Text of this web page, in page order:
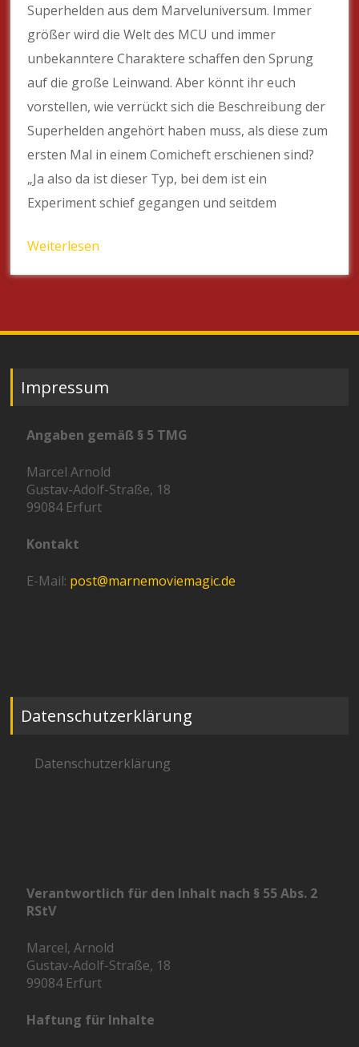
Superhelden aus dem Marveluniversum. Immer
größer wird die Welt des MCU und immer
unbekanntere Charaktere schaffen den Sprung
auf die große Leinwand. Aber könnt ihr euch
vorstellen, wie verrückt sich die Beschreibung der
Superhelden angehört haben muss, als diese zum
ersten Mal in einem Comicheft erschienen sind?
„Ja also da ist dieser Typ, bei dem ist ein
Experiment schief gegangen und seitdem
Weiterlesen
Impressum
Angaben gemäß § 5 TMG
Marcel Arnold
Gustav-Adolf-Straße, 18
99084 Erfurt
Kontakt
E-Mail: post@marnemoviemagic.de
Datenschutzerklärung
Datenschutzerklärung
Verantwortlich für den Inhalt nach § 55 Abs. 2
RStV
Marcel, Arnold
Gustav-Adolf-Straße, 18
99084 Erfurt
Haftung für Inhalte